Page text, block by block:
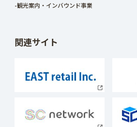
-観光案内・インバウンド事業
関連サイト